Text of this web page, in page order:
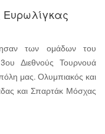
των ομάδων του
Διεθνούς Τουρνουά
μας. Ολυμπιακός και
και Σπαρτάκ Μόσχας